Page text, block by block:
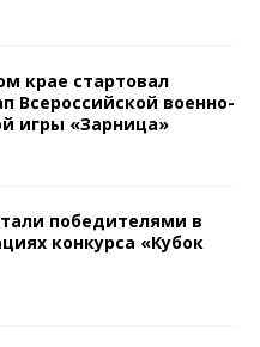
крае стартовал
Всероссийской военно-
игры «Зарница»
победителями в
конкурса «Кубок